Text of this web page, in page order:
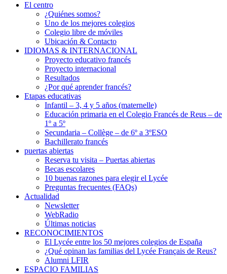
El centro
¿Quiénes somos?
Uno de los mejores colegios
Colegio libre de móviles
Ubicación & Contacto
IDIOMAS & INTERNACIONAL
Proyecto educativo francés
Proyecto internacional
Resultados
¿Por qué aprender francés?
Etapas educativas
Infantil – 3, 4 y 5 años (maternelle)
Educación primaria en el Colegio Francés de Reus – de
1º a 5º
Secundaria – Collège – de 6º a 3ºESO
Bachillerato francés
puertas abiertas
Reserva tu visita – Puertas abiertas
Becas escolares
10 buenas razones para elegir el Lycée
Preguntas frecuentes (FAQs)
Actualidad
Newsletter
WebRadio
Últimas noticias
RECONOCIMIENTOS
El Lycée entre los 50 mejores colegios de España
¿Qué opinan las familias del Lycée Français de Reus?
Alumni LFIR
ESPACIO FAMILIAS